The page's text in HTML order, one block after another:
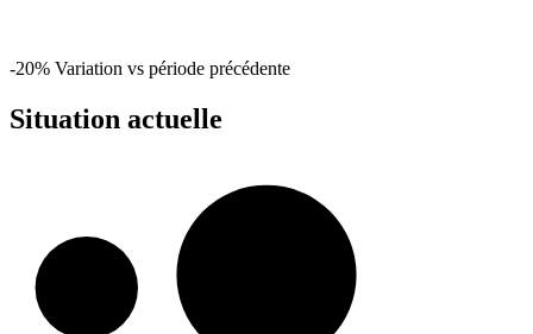
-20% Variation vs période précédente
Situation actuelle